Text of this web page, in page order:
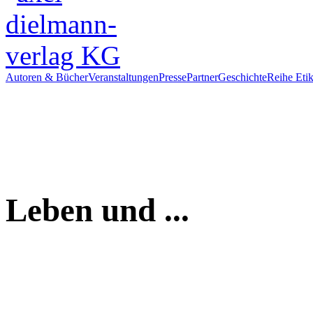
Autoren & BücherVeranstaltungenPressePartnerGeschichteReihe
Leben und ...